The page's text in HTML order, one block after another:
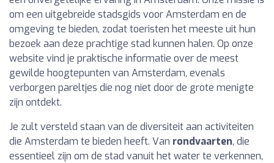
om een uitgebreide stadsgids voor Amsterdam en de
omgeving te bieden, zodat toeristen het meeste uit hun
bezoek aan deze prachtige stad kunnen halen. Op onze
website vind je praktische informatie over de meest
gewilde hoogtepunten van Amsterdam, evenals
verborgen pareltjes die nog niet door de grote menigte
zijn ontdekt.
Je zult versteld staan van de diversiteit aan activiteiten
die Amsterdam te bieden heeft. Van rondvaarten, die
essentieel zijn om de stad vanuit het water te verkennen,